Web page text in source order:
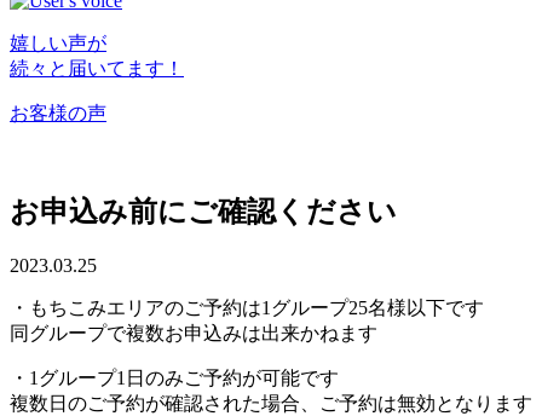
嬉しい声が
続々と届いてます！
お客様の声
お申込み前にご確認ください
2023.03.25
・もちこみエリアのご予約は1グループ25名様以下です
同グループで複数お申込みは出来かねます
・1グループ1日のみご予約が可能です
複数日のご予約が確認された場合、ご予約は無効となります